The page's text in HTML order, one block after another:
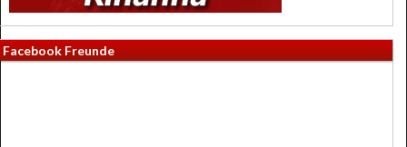
Facebook Freunde